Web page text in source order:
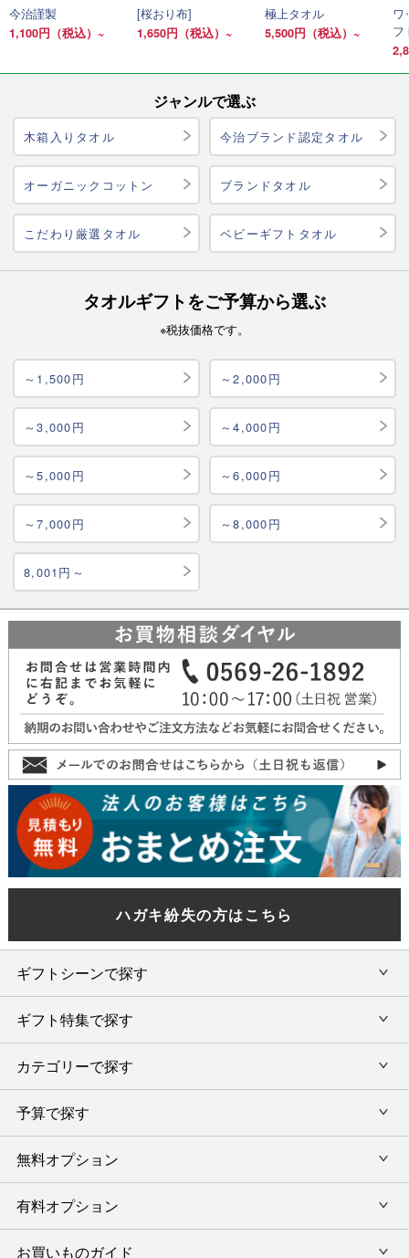
今治謹製
1,100円（税込）~
[桜おり布]
1,650円（税込）~
極上タオル
5,500円（税込）~
ワ
フ
ジャンルで選ぶ
木箱入りタオル 今治ブランド認定タオル
オーガニックコットン ブランドタオル
こだわり厳選タオル ベビーギフトタオル
タオルギフトをご予算から選ぶ
※税抜価格です。
～1,500円 ～2,000円
～3,000円 ～4,000円
～5,000円 ～6,000円
～7,000円 ～8,000円
8,001円～
ハガキ紛失の方はこちら
ギフトシーンで探す
内祝い・お返し
結婚内祝い・引出物
出産内祝い・お返し
香典返し・法要引出物
新築内祝い・引越ご挨拶
ギフト特集で探す
旅行カタログギフト
カタログギフトランキング
今治タオル特集
カテゴリーで探す
カタログギフト
グルメ限定カタログギフト
タオルギフト
予算で探す
カタログギフトを予算で選ぶ
タオルギフトを予算で選ぶ
無料オプション
ラッピング
のし
有料オプション
お買いものガイド